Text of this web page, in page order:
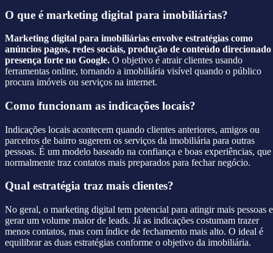
O que é marketing digital para imobiliárias?
Marketing digital para imobiliárias envolve estratégias como
anúncios pagos, redes sociais, produção de conteúdo direcionado
presença forte no Google. O objetivo é atrair clientes usando
ferramentas online, tornando a imobiliária visível quando o público
procura imóveis ou serviços na internet.
Como funcionam as indicações locais?
Indicações locais acontecem quando clientes anteriores, amigos ou
parceiros de bairro sugerem os serviços da imobiliária para outras
pessoas. É um modelo baseado na confiança e boas experiências, que
normalmente traz contatos mais preparados para fechar negócio.
Qual estratégia traz mais clientes?
No geral, o marketing digital tem potencial para atingir mais pessoas e
gerar um volume maior de leads. Já as indicações costumam trazer
menos contatos, mas com índice de fechamento mais alto. O ideal é
equilibrar as duas estratégias conforme o objetivo da imobiliária.